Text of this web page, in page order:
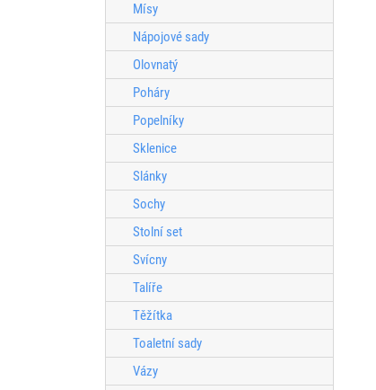
Mísy
Nápojové sady
Olovnatý
Poháry
Popelníky
Sklenice
Slánky
Sochy
Stolní set
Svícny
Talíře
Těžítka
Toaletní sady
Vázy